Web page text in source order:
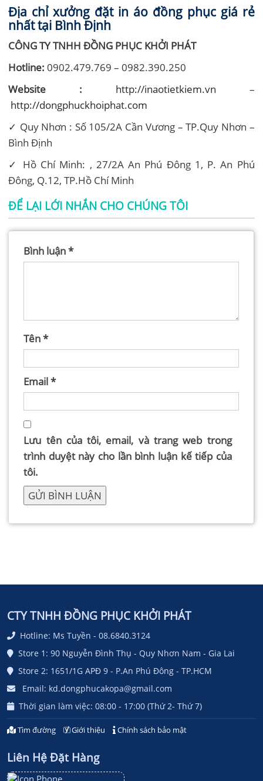
Địa chỉ xưởng đặt in áo đồng phục giá rẻ
nhất tại Bình Định
CÔNG TY TNHH ĐỒNG PHỤC KHỞI PHÁT
Hotline: 0902.479.769 – 0982.390.250
Website :
http://inaotietkiem.vn –
http://dongphuckhoiphat.com
✓ Quy Nhơn : Số 105/2A Cần Vương – TP.Quy Nhơn –
Bình Định
✓ Hồ Chí Minh: , 27/2A An Phú Đông 1, P. An Phú
Đông, Q.12, TP.Hồ Chí Minh
ĐỂ LẠI LỚI NHẮN CHO CHÚNG TÔI
Bình luận*
Tên*
Email*
Lưu tên của tôi, email, và trang web trong
trình duyệt này cho lần bình luận kế tiếp của
tôi.
CTY TNHH ĐỒNG PHỤC KHỞI PHÁT
Hotline: Ms Tuyền - 08.6840.3124
Store 1: 90 Nguyễn Đình Thụ - Quy Nhơn Nam - Gia Lai
Store 2: 1651/1G APĐ 9 - P.An Phú Đông - TP.HCM
Email: kd.dongphucakopa@gmail.com
Thời gian làm việc: 08:00 - 17:00 (Thứ 2- Thứ 7)
Tìm đường Giới thiệu Chính sách bảo mật
Liên Hệ Đặt Hàng